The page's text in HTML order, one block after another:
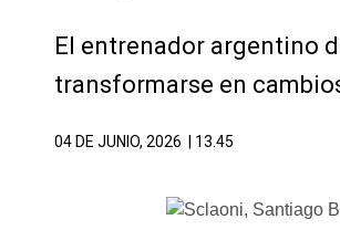
El entrenador argentino
transformarse en
04 DE JUNIO, 2026 | 13.45